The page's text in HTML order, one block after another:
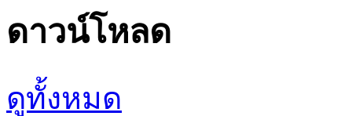
ดาวน์โหลด
ดูทั้งหมด